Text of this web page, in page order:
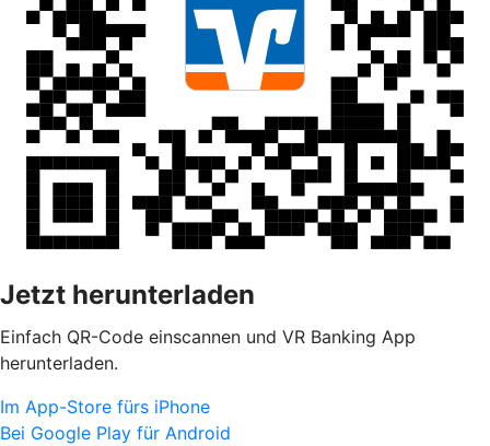
Jetzt herunterladen
Einfach QR-Code einscannen und VR Banking App
herunterladen.
Im App-Store fürs iPhone
Bei Google Play für Android